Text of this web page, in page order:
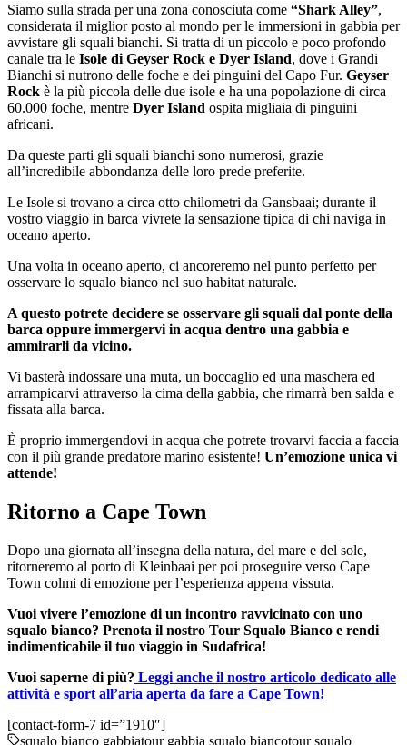
Siamo sulla strada per una zona conosciuta come “Shark Alley”,
considerata il miglior posto al mondo per le immersioni in gabbia per
avvistare gli squali bianchi. Si tratta di un piccolo e poco profondo
canale tra le Isole di Geyser Rock e Dyer Island, dove i Grandi
Bianchi si nutrono delle foche e dei pinguini del Capo Fur. Geyser
Rock è la più piccola delle due isole e ha una popolazione di circa
60.000 foche, mentre Dyer Island ospita migliaia di pinguini
africani.
Da queste parti gli squali bianchi sono numerosi, grazie
all’incredibile abbondanza delle loro prede preferite.
Le Isole si trovano a circa otto chilometri da Gansbaai; durante il
vostro viaggio in barca vivrete la sensazione tipica di chi naviga in
oceano aperto.
Una volta in oceano aperto, ci ancoreremo nel punto perfetto per
osservare lo squalo bianco nel suo habitat naturale.
A questo potrete decidere se osservare gli squali dal ponte della
barca oppure immergervi in acqua dentro una gabbia e
ammirarli da vicino.
Vi basterà indossare una muta, un boccaglio ed una maschera ed
arrampicarvi attraverso la cima della gabbia, che rimarrà ben salda e
fissata alla barca.
È proprio immergendovi in acqua che potrete trovarvi faccia a faccia
con il più grande predatore marino esistente! Un’emozione unica vi
attende!
Ritorno a Cape Town
Dopo una giornata all’insegna della natura, del mare e del sole,
ritorneremo al porto di Kleinbaai per poi proseguire verso Cape
Town colmi di emozione per l’esperienza appena vissuta.
Vuoi vivere l’emozione di un incontro ravvicinato con uno
squalo bianco? Prenota il nostro Tour Squalo Bianco e rendi
indimenticabile il tuo viaggio in Sudafrica!
Vuoi saperne di più? Leggi anche il nostro articolo dedicato alle
attività e sport all’aria aperta da fare a Cape Town!
[contact-form-7 id=”1910″]
squalo bianco gabbiatour gabbia squalo biancotour squalo